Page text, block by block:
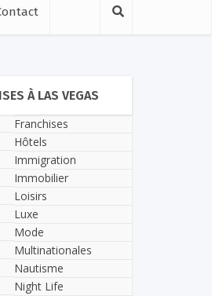
À LAS VEGAS
Franchises
Hôtels
Immigration
Immobilier
Loisirs
Luxe
Mode
Multinationales
Nautisme
Night Life